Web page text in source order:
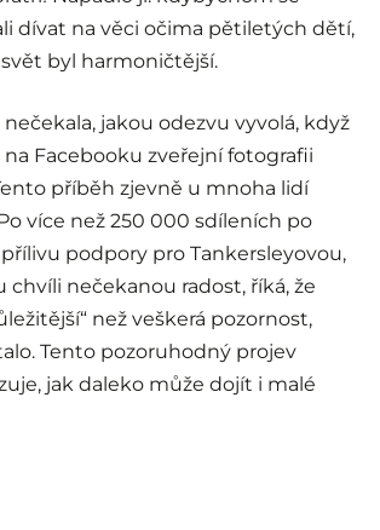
dívat na věci očima pětiletých dětí,
byl harmoničtější.
jakou odezvu vyvolá, když
na Facebooku zveřejní fotografii
příběh zjevně u mnoha lidí
více než 250 000 sdíleních po
podpory pro Tankersleyovou,
chvíli nečekanou radost, říká, že
než veškerá pozornost,
Tento pozoruhodný projev
jak daleko může dojít i malé